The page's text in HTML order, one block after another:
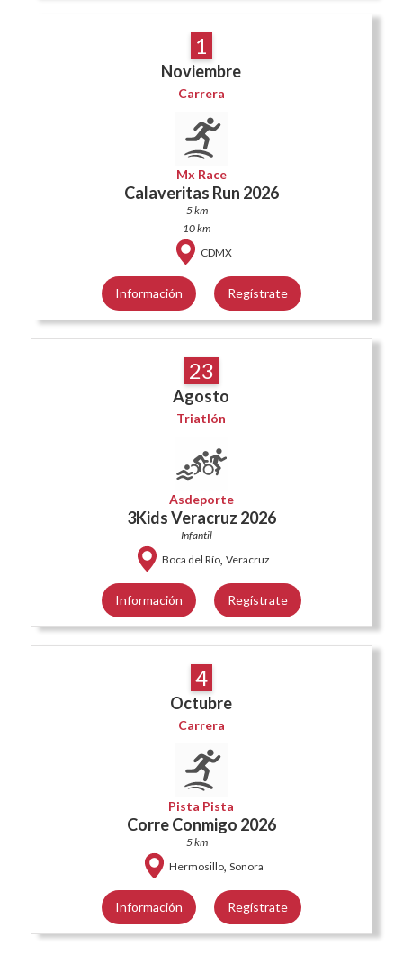
1
Noviembre
Carrera
Mx Race
Calaveritas Run 2026
5 km
10 km
CDMX
Información Regístrate
23
Agosto
Triatlón
Asdeporte
3Kids Veracruz 2026
Infantil
Boca del Río, Veracruz
Información Regístrate
4
Octubre
Carrera
Pista Pista
Corre Conmigo 2026
5 km
Hermosillo, Sonora
Información Regístrate